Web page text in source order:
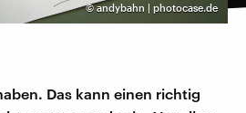
©andybahn | photocase.de
Das kann einen richtig